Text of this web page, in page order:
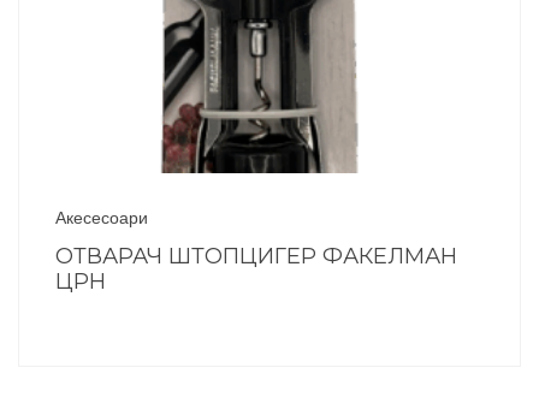
Акесесоари
ОТВАРАЧ ШТОПЦИГЕР ФАКЕЛМАН
ЦРН